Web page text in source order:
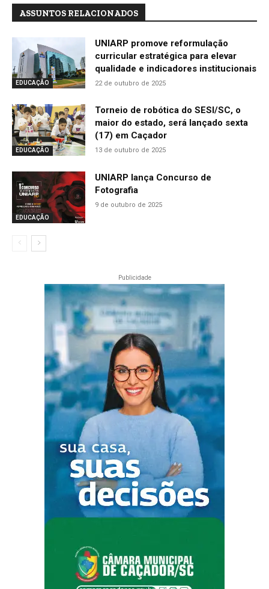
ASSUNTOS RELACIONADOS
EDUCAÇÃO
UNIARP promove reformulação
curricular estratégica para elevar
qualidade e indicadores institucionais
22 de outubro de 2025
EDUCAÇÃO
Torneio de robótica do SESI/SC, o
maior do estado, será lançado sexta
(17) em Caçador
13 de outubro de 2025
EDUCAÇÃO
UNIARP lança Concurso de
Fotografia
9 de outubro de 2025
Publicidade